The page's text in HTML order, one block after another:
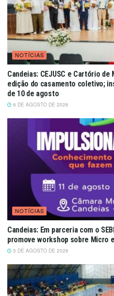
NOTÍCIAS
Candeias: CEJUSC e Cartório
edição do casamento coletivo;
de 10 de agosto
6 DE AGOSTO DE 2026
NOTÍCIAS
Candeias: Em parceria com o
promove workshop sobre Micro
5 DE AGOSTO DE 2026